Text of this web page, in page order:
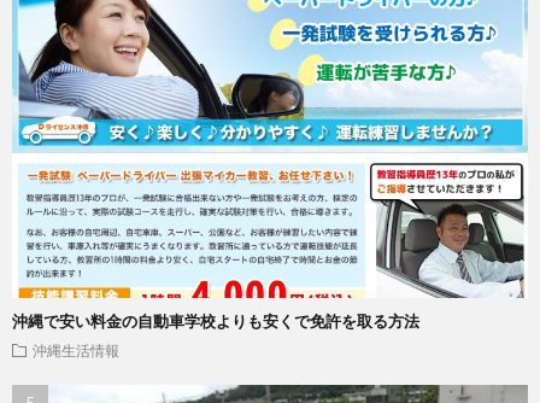
沖縄で安い料金の自動車学校よりも安くで免許を取る方法
沖縄生活情報